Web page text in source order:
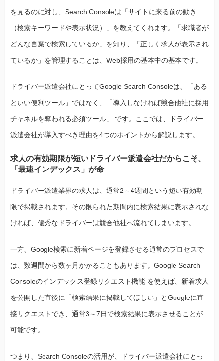
を見るのに対し、Search Consoleは「サイトに来る前の動き
（検索キーワードや表示状況）」を教えてくれます。「求職者が
どんな言葉で検索しているか」を知り、「正しく求人が表示され
ているか」を管理することは、Web採用の基本中の基本です。
ドライバー派遣会社にとってGoogle Search Consoleは、「ある
といい便利ツール」ではなく、「導入しなければ競合他社に採用
チャネルを奪われる必須ツール」 です。ここでは、ドライバー
派遣会社が導入すべき理由を4つのポイントから解説します。
求人の有効期限が短いドライバー派遣会社だからこそ、
「最速インデックス」が命
ドライバー派遣業界の求人は、通常2～4週間という短い有効期
限で掲載されます。その限られた期間内に検索結果に表示されな
ければ、優秀なドライバーは競合他社へ流れてしまいます。
一方、Google検索に新着ページを登録させる通常のプロセスで
は、数週間から数ヶ月かかることもあります。Google Search
Consoleのインデックス登録リクエスト機能 を使えば、新着求人
を公開した直後に「検索結果に掲載してほしい」とGoogleに直
接リクエストでき、通常3～7日で検索結果に表示させることが
可能です。
つまり、Search Consoleの活用が、ドライバー派遣会社にとっ